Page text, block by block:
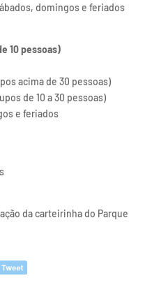
domingos e feriados
10 pessoas)
acima de 30 pessoas)
de 10 a 30 pessoas)
e feriados
da carteirinha do Parque